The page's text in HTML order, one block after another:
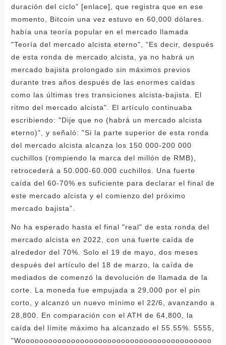
duración del ciclo" [enlace], que registra que en ese
momento, Bitcoin una vez estuvo en 60,000 dólares.
había una teoría popular en el mercado llamada
"Teoría del mercado alcista eterno", "Es decir, después
de esta ronda de mercado alcista, ya no habrá un
mercado bajista prolongado sin máximos previos
durante tres años después de las enormes caídas
como las últimas tres transiciones alcista-bajista. El
ritmo del mercado alcista". El artículo continuaba
escribiendo: "Dije que no (habrá un mercado alcista
eterno)", y señaló: "Si la parte superior de esta ronda
del mercado alcista alcanza los 150 000-200 000
cuchillos (rompiendo la marca del millón de RMB),
retrocederá a 50.000-60.000 cuchillos. Una fuerte
caída del 60-70% es suficiente para declarar el final de
este mercado alcista y el comienzo del próximo
mercado bajista”.
No ha esperado hasta el final "real" de esta ronda del
mercado alcista en 2022, con una fuerte caída de
alrededor del 70%. Solo el 19 de mayo, dos meses
después del artículo del 18 de marzo, la caída de
mediados de comenzó la devolución de llamada de la
corte. La moneda fue empujada a 29,000 por el pin
corto, y alcanzó un nuevo mínimo el 22/6, avanzando a
28,800. En comparación con el ATH de 64,800, la
caída del límite máximo ha alcanzado el 55.55%. 5555,
"Woooooooooooooooooooooooooooooooooooooooooo